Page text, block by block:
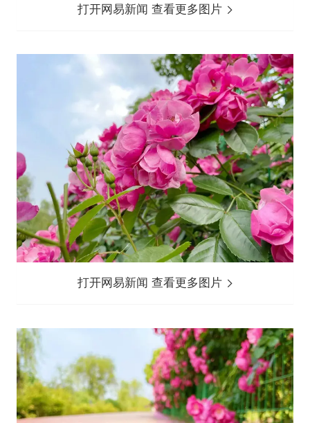
打开网易新闻 查看更多图片
打开网易新闻 查看更多图片